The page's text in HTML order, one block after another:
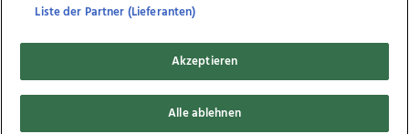
Copyrights © 2026 Tips Zeitungs GmbH & Co KG
developed by11x11.net
Liste der Partner (Lieferanten)
Akzeptieren
Alle ablehnen